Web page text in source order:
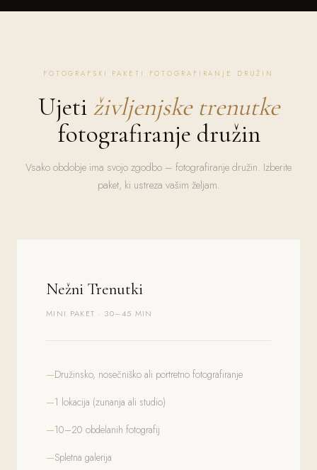
FOTOGRAFSKI PAKETI FOTOGRAFIRANJE DRUŽIN
Ujeti življenjske trenutke
fotografiranje družin
Vsako obdobje ima svojo zgodbo – fotografiranje družin. Izberite
paket, ki ustreza vašim željam.
Nežni Trenutki
MINI PAKET · 30–45 MIN
Družinsko, nosečniško ali portretno fotografiranje
1 lokacija (zunanja ali studio)
10–20 obdelanih fotografij
Spletna galerija